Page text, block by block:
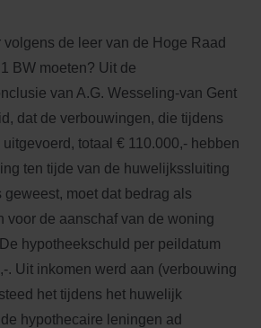
volgens de leer van de Hoge Raad
BW moeten? Uit de
van A.G. Wesseling-van Gent
dat de verbouwingen, die tijdens
totaal € 110.000,- hebben
ten tijde van de huwelijkssluiting
moet dat bedrag als
voor de aanschaf van de woning
hypotheek­schuld per peildatum
. Uit inkomen werd aan (verbouwing
het tijdens het huwelijk
hypothecaire leningen ad